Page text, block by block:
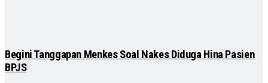
Begini Tanggapan Menkes Soal Nakes Diduga Hina Pasien
BPJS